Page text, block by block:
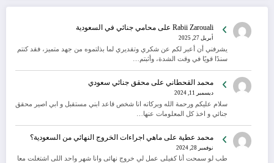
Rabii Zarouali على محامي جنائي في السعودية
أبريل 27, 2025
يشرفني أن أعبر لكم عن شكري وتقديري لما بذلتموه من جهد متميز، فقد كنتم
سندًا قويًا في وقت الشدة، وأثبتم…
محمد القحطاني على محقق جنائي سعودي
ديسمبر 11, 2024
سلام عليكم ورحمة الله وبركاته انا شخص قاعد ابني مستقبل و ابي اصير محقق
جنائي و اخذ كل المعلومات عنها…
محمد عطية على ماهي اجراءات الخروج النهائي من السعودية؟
نوفمبر 28, 2024
طب لو سمحت أنا كفيلى عمل لي خروج نهائى وانا شهر واحد اللى اشتغلت معا